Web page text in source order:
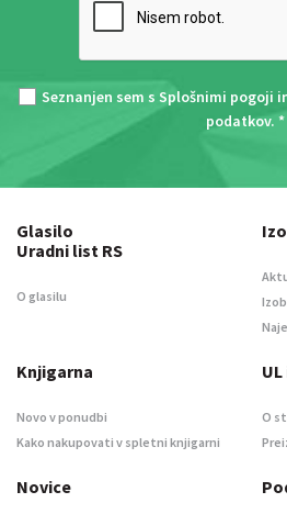
Seznanjen sem s Splošnimi pogoji
podatkov. *
Glasilo
Uradni list RS
O glasilu
Knjigarna
Novo v ponudbi
Kako nakupovati v spletni knjigarni
O
Novice